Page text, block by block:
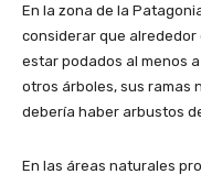
En la zona de la
considerar que alrededor
estar podados al menos
otros árboles, sus ramas
debería haber arbustos
En las áreas naturales